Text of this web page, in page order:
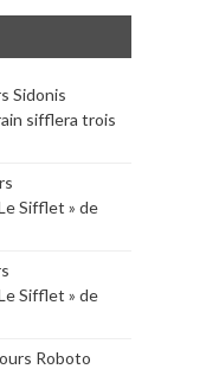
Sidonis
sifflera trois
Sifflet » de
Sifflet » de
Roboto